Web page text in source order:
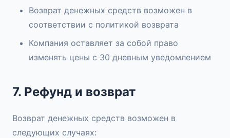
Возврат денежных средств возможен в
соответствии с политикой возврата
Компания оставляет за собой право
изменять цены с 30 дневным уведомлением
7. Рефунд и возврат
Возврат денежных средств возможен в
следующих случаях: